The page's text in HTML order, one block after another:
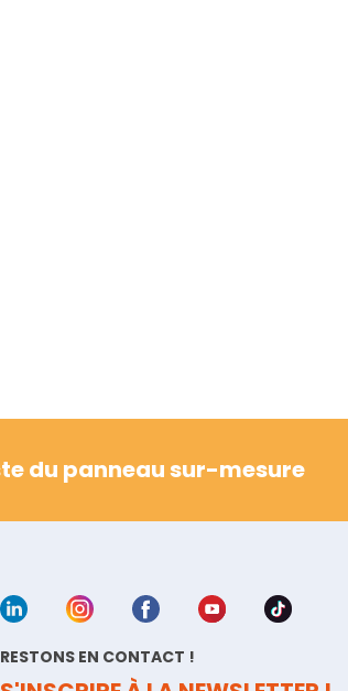
du panneau sur-mesure
RESTONS EN CONTACT !